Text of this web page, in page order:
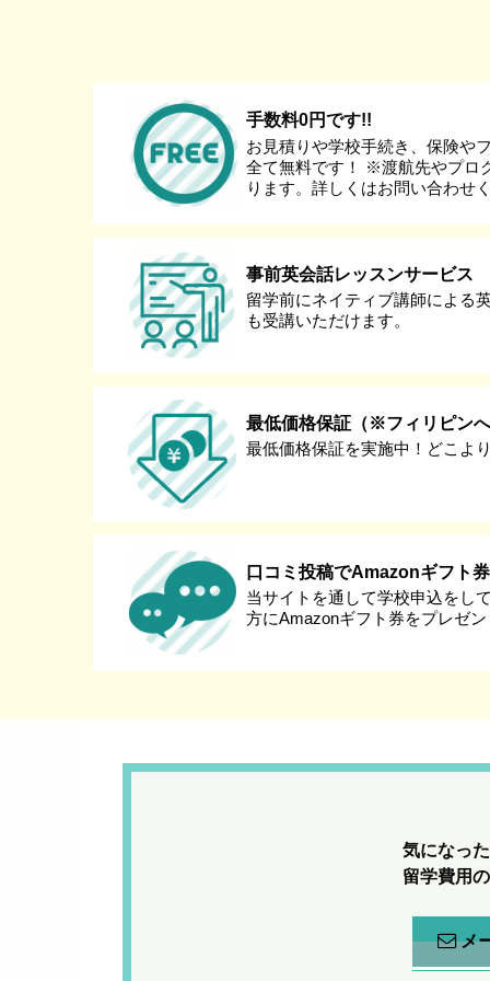
手数料0円です!!
お見積りや学校手続き、保険や
全て無料です！ ※渡航先やプロ
ります。詳しくはお問い合わせ
事前英会話レッスンサービス
留学前にネイティブ講師による
も受講いただけます。
最低価格保証（※フィリピンへ
最低価格保証を実施中！どこよ
口コミ投稿でAmazonギフト
当サイトを通して学校申込をし
方にAmazonギフト券をプレゼン
気になっ
留学費用
メ